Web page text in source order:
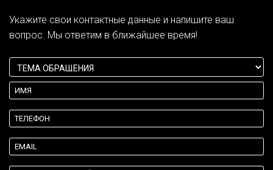
Укажите свои контактные данные и напишите ваш
вопрос. Мы ответим в ближайшее время!